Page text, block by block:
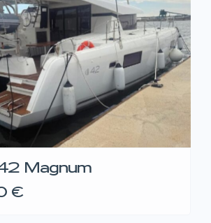
Magnum
€